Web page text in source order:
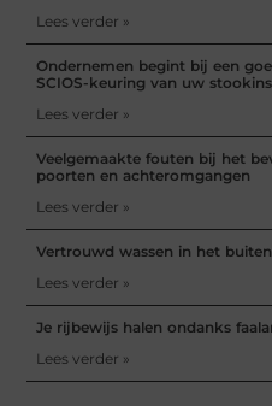
Lees verder »
Ondernemen begint bij een
SCIOS-keuring van uw
Lees verder »
Veelgemaakte fouten bij het
poorten en achteromgangen
Lees verder »
Vertrouwd wassen in het
Lees verder »
Je rijbewijs halen ondanks
Lees verder »